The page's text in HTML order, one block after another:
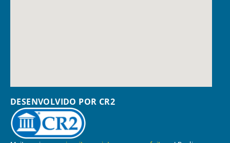
DESENVOLVIDO POR CR2